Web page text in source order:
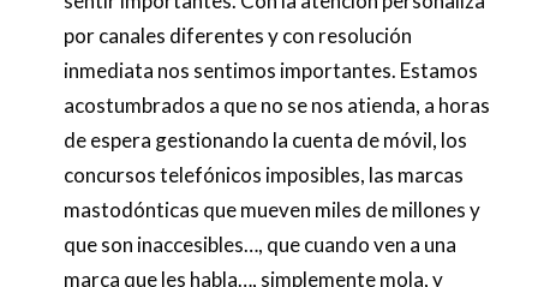
por canales diferentes y con resolución
inmediata nos sentimos importantes. Estamos
acostumbrados a que no se nos atienda, a horas
de espera gestionando la cuenta de móvil, los
concursos telefónicos imposibles, las marcas
mastodónticas que mueven miles de millones y
que son inaccesibles…, que cuando ven a una
marca que les habla…, simplemente mola, y